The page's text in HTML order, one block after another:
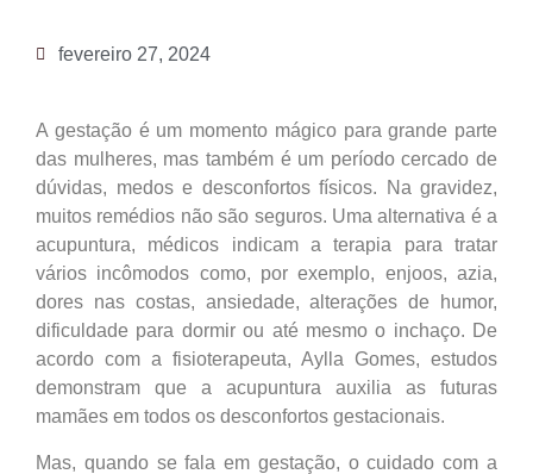
fevereiro 27, 2024
A gestação é um momento mágico para grande parte
das mulheres, mas também é um período cercado de
dúvidas, medos e desconfortos físicos. Na gravidez,
muitos remédios não são seguros. Uma alternativa é a
acupuntura, médicos indicam a terapia para tratar
vários incômodos como, por exemplo, enjoos, azia,
dores nas costas, ansiedade, alterações de humor,
dificuldade para dormir ou até mesmo o inchaço. De
acordo com a fisioterapeuta, Aylla Gomes, estudos
demonstram que a acupuntura auxilia as futuras
mamães em todos os desconfortos gestacionais.
Mas, quando se fala em gestação, o cuidado com a